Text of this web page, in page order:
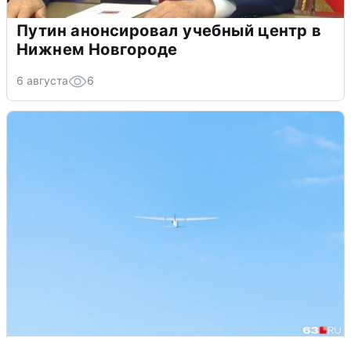
Путин анонсировал учебный центр в
Нижнем Новгороде
6 августа 6